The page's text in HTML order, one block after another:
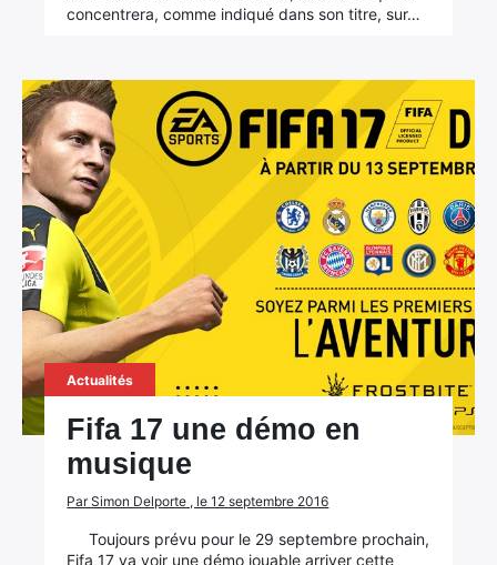
concentrera, comme indiqué dans son titre, sur…
Actualités
Fifa 17 une démo en
musique
Par Simon Delporte , le 12 septembre 2016
Toujours prévu pour le 29 septembre prochain,
Fifa 17 va voir une démo jouable arriver cette